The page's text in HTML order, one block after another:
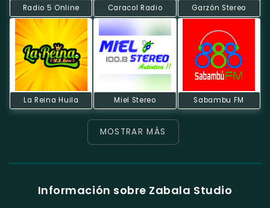
Radio 5 Online Caracol Radio Garzón Stereo
La Reina Huila Miel Stereo Sabambu FM
MOSTRAR MÁS
Información sobre Zabala Studio